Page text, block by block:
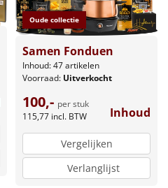
Oude collectie
Samen Fonduen
Inhoud: 47 artikelen
Voorraad: Uitverkocht
100,- per stuk
115,77 incl. BTW Inhoud
Vergelijken
Verlanglijst